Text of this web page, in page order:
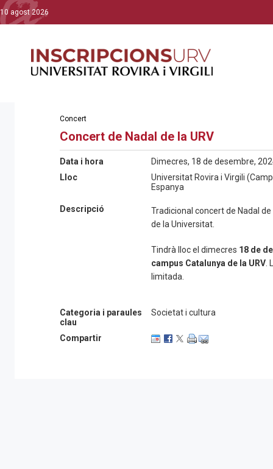
10 agost 2026
Concert
Concert de Nadal de la URV
Data i hora
Dimecres, 18 de desembre,
Lloc
Universitat Rovira i Virgili
Espanya
Descripció
Tradicional concert de Nadal
de la Universitat.
Tindrà lloc el dimecres 18 de
campus Catalunya de la URV
limitada.
Categoria i paraules
clau
Societat i cultura
Compartir